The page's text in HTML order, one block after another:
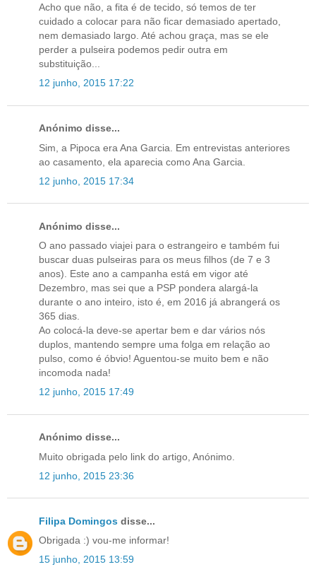
Acho que não, a fita é de tecido, só temos de ter
cuidado a colocar para não ficar demasiado apertado,
nem demasiado largo. Até achou graça, mas se ele
perder a pulseira podemos pedir outra em
substituição...
12 junho, 2015 17:22
Anónimo disse...
Sim, a Pipoca era Ana Garcia. Em entrevistas anteriores
ao casamento, ela aparecia como Ana Garcia.
12 junho, 2015 17:34
Anónimo disse...
O ano passado viajei para o estrangeiro e também fui
buscar duas pulseiras para os meus filhos (de 7 e 3
anos). Este ano a campanha está em vigor até
Dezembro, mas sei que a PSP pondera alargá-la
durante o ano inteiro, isto é, em 2016 já abrangerá os
365 dias.
Ao colocá-la deve-se apertar bem e dar vários nós
duplos, mantendo sempre uma folga em relação ao
pulso, como é óbvio! Aguentou-se muito bem e não
incomoda nada!
12 junho, 2015 17:49
Anónimo disse...
Muito obrigada pelo link do artigo, Anónimo.
12 junho, 2015 23:36
Filipa Domingos disse...
Obrigada :) vou-me informar!
15 junho, 2015 13:59